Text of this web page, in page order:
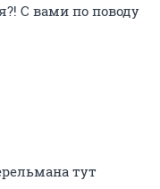
С вами по поводу
тут